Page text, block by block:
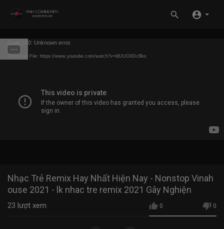
Code 150: Unknown error.
Download File: https://www.youtube.com/watch?v=ldUUOXDcBks
Nhạc Trẻ Remix Hay Nhất Hiện Nay - Nonstop Vinah
ouse 2021 - lk nhac tre remix 2021 Gây Nghiện
0 0
23 lượt xem